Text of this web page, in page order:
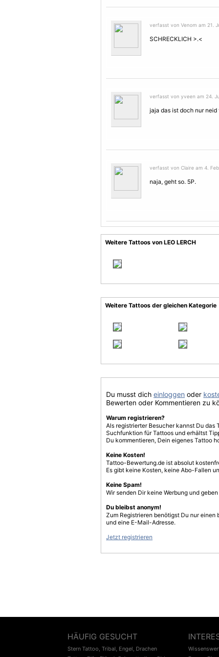
verfasst von Venom am 21.
SCHRECKLICH >.<
verfasst von yveen am 24.
jaja das ist doch nur
verfasst von Claire am 4.
naja, geht so. 5P.
Weitere Tattoos von LEO LERCH
Weitere Tattoos der gleichen Kategorie
Du musst dich einloggen oder
Bewerten oder Kommentieren zu
Warum registrieren?
Als registrierter Besucher kannst Du
Suchfunktion für Tattoos und erhältst
Du kommentieren, Dein eigenes Tattoo
Keine Kosten!
Tattoo-Bewertung.de ist absolut
Es gibt keine Kosten, keine Abo-Fallen
Keine Spam!
Wir senden Dir keine Werbung und
Du bleibst anonym!
Zum Registrieren benötigst Du nur einen
und eine E-Mail-Adresse.
Jetzt registrieren
HÄUFIG GESUCHT
Stern Tattoo, Tribal, Engel, Drachen